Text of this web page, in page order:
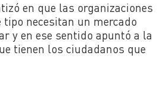
en que las organizaciones
necesitan un mercado
y en ese sentido apuntó a la
tienen los ciudadanos que